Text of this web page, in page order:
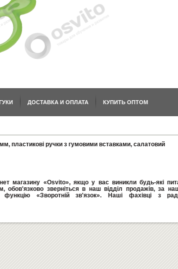
ДОСТАВКА И ОПЛАТА КУПИТЬ ОПТОМ
пластикові ручки з гумовими вставками, салатовий
магазину «Osvito», якщо у вас виникли будь-які
обов'язково зверніться в наш відділ продажів, за
«Зворотній зв'язок». Наші фахівці з